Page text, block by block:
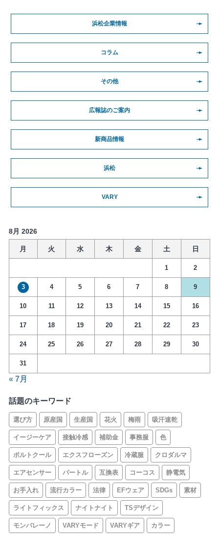
浜松企業情報
コラム
その他
広報誌のご案内
新商品情報
浜松
VARY
8月 2026
月 火 水 木 金 土 日
1 2
3 4 5 6 7 8 9
10 11 12 13 14 15 16
17 18 19 20 21 22 23
24 25 26 27 28 29 30
31
« 7月
話題のキーワード
選び方 原産国 生産国 花火 梅雨 吸汗速乾
イージーケア 接触冷感 補助金 事務服 色
ボルトクール エクスフローズン 冷蔵服 クロダルマ
エアセンサー バートル 互換表 コーコス 静電気
お手入れ 流行カラー 法律 EFウェア SDGs 素材
ライトフィックス ナイトナイト TSデザイン
モンバレーノ VARYモード VARYギア カラー